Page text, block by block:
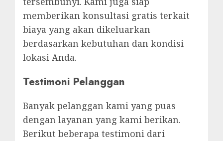
memberikan konsultasi gratis terkait
biaya yang akan dikeluarkan
berdasarkan kebutuhan dan kondisi
lokasi Anda.
Testimoni Pelanggan
Banyak pelanggan kami yang puas
dengan layanan yang kami berikan.
Berikut beberapa testimoni dari